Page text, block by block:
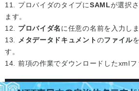
11. プロバイダのタイプにSAMLが選択
ます。
12. プロバイダ名に任意の名前を入力しま
13. メタデータドキュメントのファイルを
す。
14. 前項の作業でダウンロードしたxmlフ